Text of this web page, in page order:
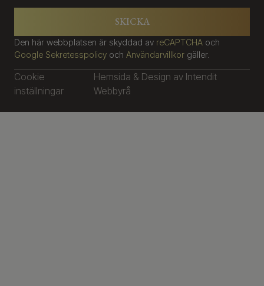
SKICKA
Den här webbplatsen är skyddad av reCAPTCHA och
Google Sekretesspolicy och Användarvillkor gäller.
Cookie
inställningar
Hemsida & Design av Intendit
Webbyrå